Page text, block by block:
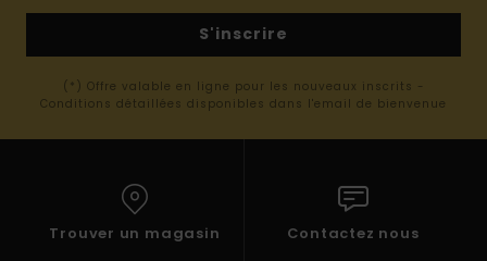
S'inscrire
(*) Offre valable en ligne pour les nouveaux inscrits -
Conditions détaillées disponibles dans l'email de bienvenue
Trouver un magasin Contactez nous